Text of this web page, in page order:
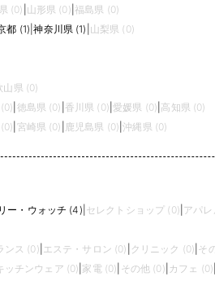
(0) 山形県 (0) 福島県 (0)
都 (1) |神奈川県 (1) 山梨県 (0)
山県 (0)
徳島県 (0) 香川県 (0) |愛媛県 (0) 高知県 (0)
宮崎県 (0) 鹿児島県 (0) |沖縄県 (0)
ー・ウォッチ (4) セレクトショップ (0) アパ
ンス (0) エステ・サロン (0) クリニック (0) そ
ッチンウェア (0) 家電 (0) その他 (0) カフェ (0)